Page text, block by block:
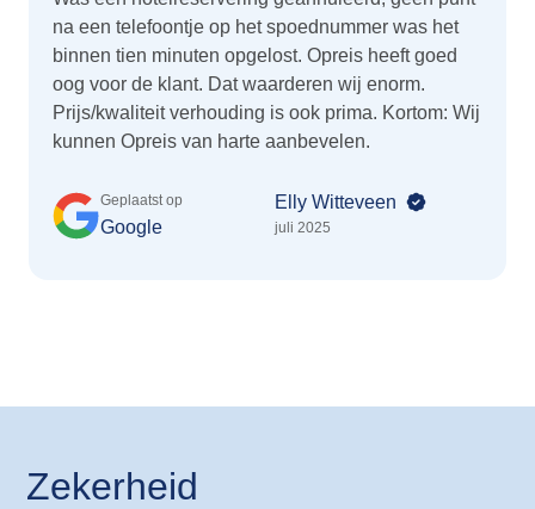
na een telefoontje op het spoednummer was het
binnen tien minuten opgelost. Opreis heeft goed
oog voor de klant. Dat waarderen wij enorm.
Prijs/kwaliteit verhouding is ook prima. Kortom: Wij
kunnen Opreis van harte aanbevelen.
Geplaatst op
Google
Elly Witteveen
juli 2025
Zekerheid